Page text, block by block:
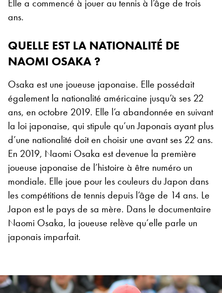
Elle a commencé à jouer au tennis à l’âge de trois
ans.
QUELLE EST LA NATIONALITÉ DE
NAOMI OSAKA ?
Osaka est une joueuse japonaise. Elle possédait
également la nationalité américaine jusqu’à ses 22
ans, en octobre 2019. Elle l’a abandonnée en suivant
la loi japonaise, qui stipule qu’un Japonais ayant plus
d’une nationalité doit en choisir une avant ses 22 ans.
En 2019, Naomi Osaka est devenue la première
joueuse japonaise de l’histoire à être numéro un
mondiale. Elle joue pour les couleurs du Japon dans
les compétitions de tennis depuis l’âge de 14 ans. Le
Japon est le pays de sa mère. Dans le documentaire
Naomi Osaka, la joueuse relève qu’elle parle un
japonais imparfait.